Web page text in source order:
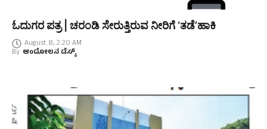
ಓದುಗರ ಪತ್ರ | ಚರಂಡಿ ಸೇರುತ್ತಿರುವ ನೀರಿಗೆ ‘ತಡೆ’ಹಾಕಿ
August 8, 2:20 AM
By ಆಂದೋಲನ ಡೆಸ್ಕ್